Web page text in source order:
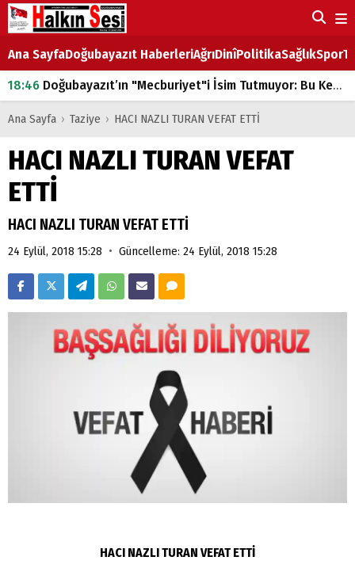
Ana SayfaDoğubayazıt HaberleriAğrıDinîPolitikaSağlıkSpor
18:46 Doğubayazıt’ın "Mecburiyet"i İsim Tutmuyor: Bu Kez de Mem u Zîn Oldu!
07:53Doğubayazıt’ta Ekmek Fiyatlarına Zam
DEVLET ve HÜKÜMET
18:29 ÇARŞI CADDESİ YAZ BOZ TAHTASI
Ana Sayfa › Taziye › HACI NAZLI TURAN VEFAT ETTİ
HACI NAZLI TURAN VEFAT
ETTİ
HACI NAZLI TURAN VEFAT ETTİ
24 Eylül, 2018 15:28 • Güncelleme: 24 Eylül, 2018 15:28
HACI NAZLI TURAN VEFAT ETTİ